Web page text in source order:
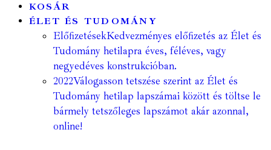
KOSÁR
ÉLET ÉS TUDOMÁNY
ElőfizetésekKedvezményes előfizetés az Élet és
Tudomány hetilapra éves, féléves, vagy
negyedéves konstrukcióban.
2022Válogasson tetszése szerint az Élet és
Tudomány hetilap lapszámai között és töltse le
bármely tetszőleges lapszámot akár azonnal,
online!